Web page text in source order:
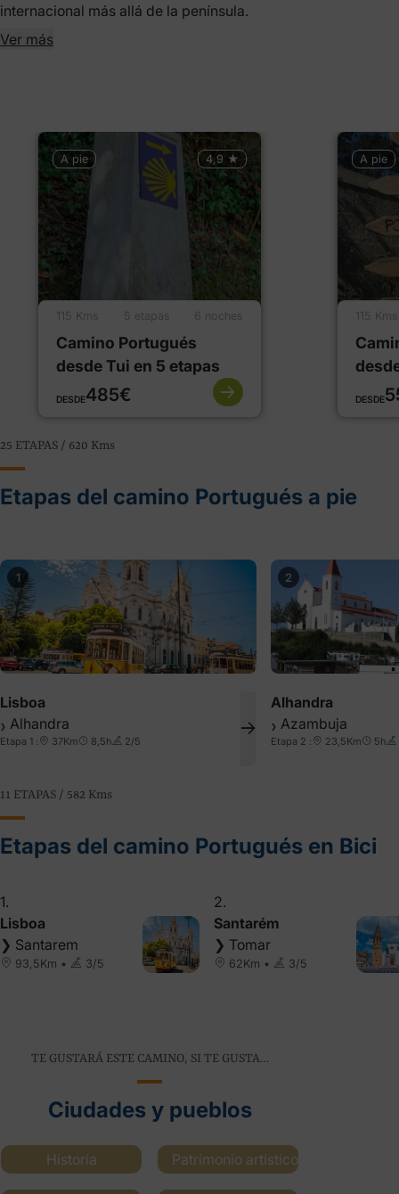
internacional más allá de la península.
Ver más
A pie 4,9 ★
115 Kms 5 etapas 6 noches
Camino Portugués
desde Tui en 5 etapas
DESDE485€
A pie
115 Kms
DESDE
25 ETAPAS / 620 Kms
Etapas del camino Portugués a pie
1
Lisboa
❯ Alhandra
Etapa 1 : 37Km 8,5h 2/5
2
Alhandra
❯ Azambuja
Etapa 2 : 23,5Km 5h
11 ETAPAS / 582 Kms
Etapas del camino Portugués en Bici
1.
Lisboa
❯ Santarem
93,5Km • 3/5
2.
Santarém
❯ Tomar
62Km • 3/5
TE GUSTARÁ ESTE CAMINO, SI TE GUSTA…
Ciudades y pueblos
Historia Patrimonio artístico